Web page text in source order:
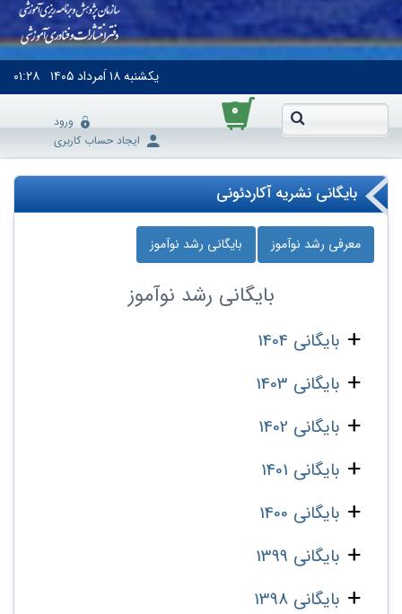
یکشنبه۱۸ اَمرداد ۱۴۰۵ ۰۱:۲۸
۰
ورود
ایجاد حساب کاربری
بایگانی نشریه آکاردئونی
معرفی رشد نوآموز بایگانی رشد نوآموز
بایگانی رشد نوآموز
بایگانی 1404
بایگانی 1403
بایگانی 1402
بایگانی 1401
بایگانی 1400
بایگانی 1399
بایگانی 1398